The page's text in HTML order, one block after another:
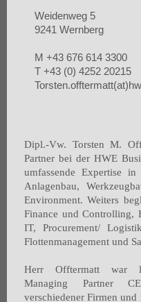
Weidenweg 5
9241 Wernberg
M +43 676 614 3300
T +43 (0) 4252 20215
Dipl.-Vw. Torsten M.
Partner bei der HWE
umfassende Expertise
Anlagenbau,
Environment. Weiters
Finance und Controlling,
IT, Procurement/
Flottenmanagement und
Herr Offtermatt war
Managing Partner
verschiedener Firmen und